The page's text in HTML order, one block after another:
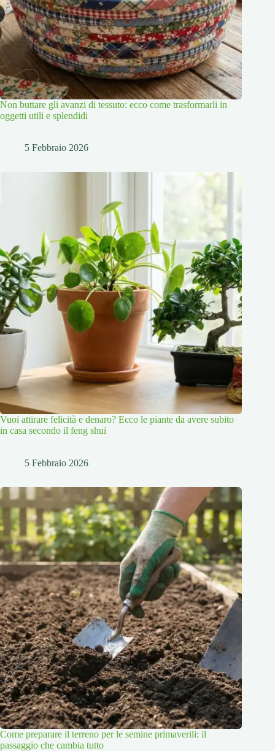
Non buttare gli avanzi di tessuto: ecco come trasformarli in
oggetti utili e splendidi
5 Febbraio 2026
Vuoi attirare felicità e denaro? Ecco le piante da avere subito
in casa secondo il feng shui
5 Febbraio 2026
Come preparare il terreno per le semine primaverili: il
passaggio che cambia tutto